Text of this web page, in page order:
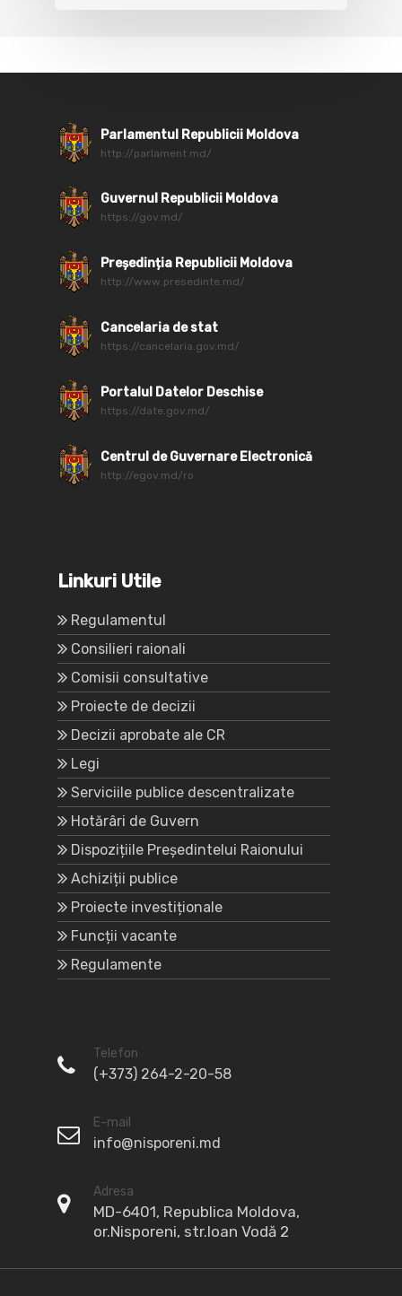
Parlamentul Republicii Moldova
http://parlament.md/
Guvernul Republicii Moldova
https://gov.md/
Președinția Republicii Moldova
http://www.presedinte.md/
Cancelaria de stat
https://cancelaria.gov.md/
Portalul Datelor Deschise
https://date.gov.md/
Centrul de Guvernare Electronică
http://egov.md/ro
Linkuri Utile
Regulamentul
Consilieri raionali
Comisii consultative
Proiecte de decizii
Decizii aprobate ale CR
Legi
Serviciile publice descentralizate
Hotărâri de Guvern
Dispozițiile Președintelui Raionului
Achiziții publice
Proiecte investiționale
Funcții vacante
Regulamente
Telefon
(+373) 264-2-20-58
E-mail
info@nisporeni.md
Adresa
MD-6401, Republica Moldova,
or.Nisporeni, str.Ioan Vodă 2